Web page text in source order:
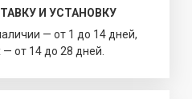
И УСТАНОВКУ
— от 1 до 14 дней,
от 14 до 28 дней.